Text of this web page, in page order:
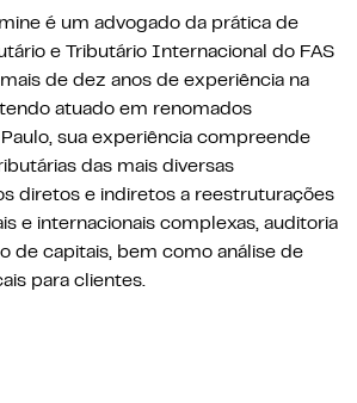
é um advogado da prática de
e Tributário Internacional do FAS
de dez anos de experiência na
atuado em renomados
sua experiência compreende
das mais diversas
diretos e indiretos a reestruturações
e internacionais complexas, auditoria
de capitais, bem como análise de
para clientes.